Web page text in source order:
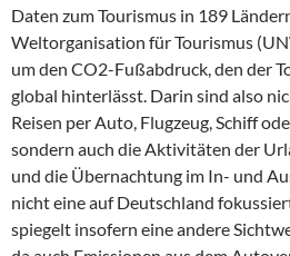
Daten zum Tourismus in 189
Weltorganisation für Tourismus
um den CO2-Fußabdruck, den der
global hinterlässt. Darin sind also
Reisen per Auto, Flugzeug, Schiff
sondern auch die Aktivitäten der
und die Übernachtung im In- und
nicht eine auf Deutschland
spiegelt insofern eine andere